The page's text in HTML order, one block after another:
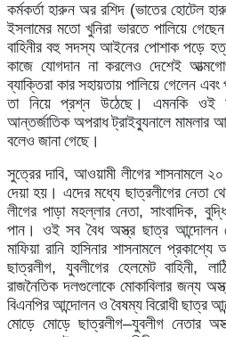
কর্মকর্তা হারুন অর রশিদ (ভাতের হোটেল
ইসলামের মতো খুনিরা ভারতে পালিয়ে
বাহিনীর বহু সদস্য আইনের পোশাক পড়ে
কাজে যোগদান না করলেও দেশেই
ব্যাক্তিরা কার সহায়তায় পালিয়ে গেলেন এবং
তা নিয়ে প্রশ্ন উঠেছে। এমনকি ওই
আন্তর্জাতিক অপরাধ ট্রাইব্যুনালে মামলার
বলেও জানা গেছে।
সুত্রের দাবি,আওয়ামী লীগের শাসনামলে ২০
দেয়া হয়। এদের মধ্যে ছাত্রলীগের নেতা
লীগের পাড়া মহল্লার নেতা, সাংবাদিক,
পান। ওই সব বৈধ অস্ত্র ছাত্র আন্দোলন
মাফিয়া রানি হাসিনার শাসনামলে প্রকাশ্যে
ছাত্রলীগ,যুবলীগের হেলমেট বাহিনী,
রাজনৈতিক দলগুলোকে মোকাবিলার জন্য
বিএনপির আন্দোলন ও বৈষম্য বিরোধী ছাত্র
মোড়ে মোড়ে ছাত্রলীগ–যুবলীগ নেতার